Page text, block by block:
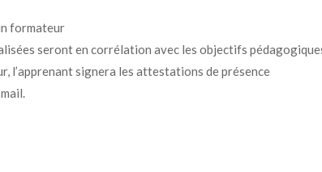
formateur
seront en corrélation avec les objectifs
l’apprenant signera les attestations de présence